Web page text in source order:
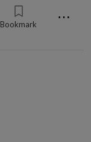
Bookmark ⋯